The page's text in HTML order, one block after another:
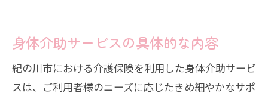
身体介助サービスの具体的な内容
紀の川市における介護保険を利用した身体介助サービ
スは、ご利用者様のニーズに応じたきめ細やかなサポ